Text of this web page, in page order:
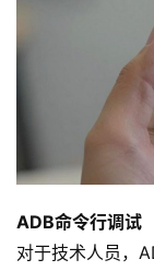
ADB命令行调试
对于技术人员，